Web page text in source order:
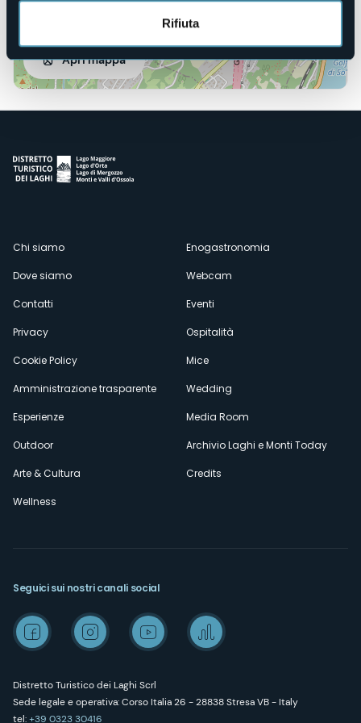
Rifiuta
Apri mappa
Menù
secondario
Chi siamo
Dove siamo
Contatti
Privacy
Cookie Policy
Amministrazione trasparente
Esperienze
Outdoor
Arte & Cultura
Wellness
Enogastronomia
Webcam
Eventi
Ospitalità
Mice
Wedding
Media Room
Archivio Laghi e Monti Today
Credits
Distretto Turistico dei Laghi Scrl
Sede legale e operativa: Corso Italia 26 - 28838 Stresa VB - Italy
tel:+39 0323 30416
Seguici sui nostri canali social